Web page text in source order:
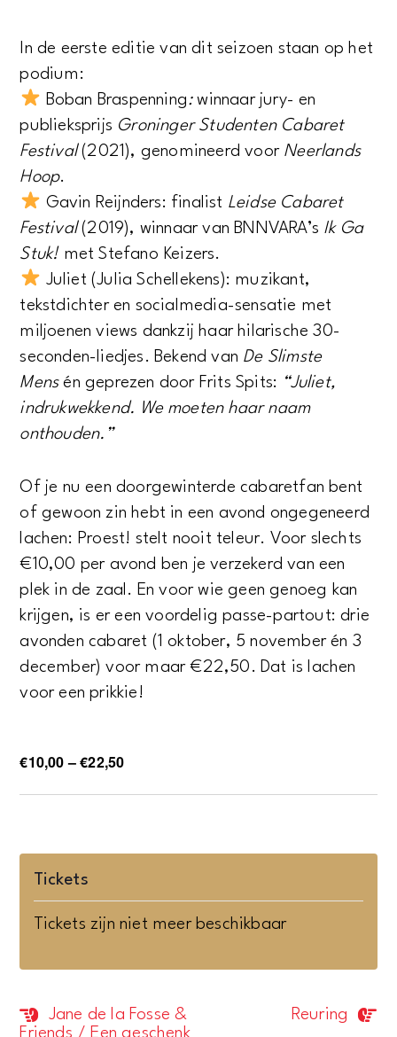
In de eerste editie van dit seizoen staan op het
podium:
Boban Braspenning:winnaar jury- en
publieksprijs Groninger Studenten Cabaret
Festival(2021), genomineerd voor Neerlands
Hoop.
Gavin Reijnders: finalist Leidse Cabaret
Festival(2019), winnaar van BNNVARA’s Ik Ga
Stuk! met Stefano Keizers.
Juliet (Julia Schellekens): muzikant,
tekstdichter en socialmedia-sensatie met
miljoenen views dankzij haar hilarische 30-
seconden-liedjes. Bekend van De Slimste
Mensén geprezen door Frits Spits: “Juliet,
indrukwekkend. We moeten haar naam
onthouden.”
Of je nu een doorgewinterde cabaretfan bent
of gewoon zin hebt in een avond ongegeneerd
lachen: Proest! stelt nooit teleur. Voor slechts
€10,00 per avond ben je verzekerd van een
plek in de zaal. En voor wie geen genoeg kan
krijgen, is er een voordelig passe-partout: drie
avonden cabaret (1 oktober, 5 november én 3
december) voor maar €22,50. Dat is lachen
voor een prikkie!
€10,00 – €22,50
Tickets
Tickets zijn niet meer beschikbaar
Evenement
Jane de la Fosse &
Friends / Een geschenk
Reuring